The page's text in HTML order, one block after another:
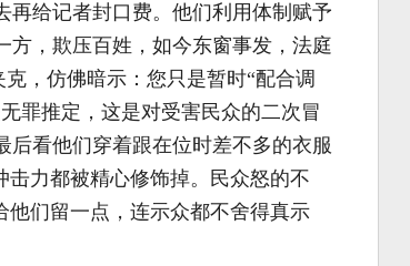
再给记者封口费。他们利用体制赋予
，欺压百姓，如今东窗事发，法庭
，仿佛暗示：您只是暂时“配合调
罪推定，这是对受害民众的二次冒
看他们穿着跟在位时差不多的衣服
击力都被精心修饰掉。民众怒的不
他们留一点，连示众都不舍得真示